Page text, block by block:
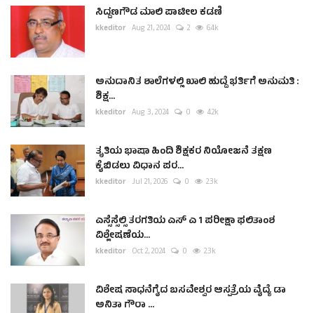
ಸಿದ್ದಣಗೌಡ ಮಾಲಿ ಪಾಟೀಲ ಕಡಣಿ
kkeditor Aug 21, 2024 2 6.4k
ಅನುದಾನಿತ ಶಾಲೆಗಳಲ್ಲಿ ಖಾಲಿ ಹುದ್ದೆ ಭರ್ತಿಗೆ ಅನುಮತಿ :
ಶಿಕ್ಷ...
kkeditor Aug 3, 2024 0 4.2k
ತೃತಿಯ ಭಾಷಾ ಹಿಂದಿ ಶಿಕ್ಷಕರ ನಿಯೋಜನೆ ತಕ್ಷಣ
ಕೈಬಿಡಲು ವಿಧಾನ ಪರ...
kkeditor Jul 21, 2026 0 2.3k
ಎಸ್ಸೆಸ್ಸೆಲ್ಸಿ ತರಗತಿಯ ಎಸ್ ಎ 1 ಪರೀಕ್ಷಾ ಫಲಿತಾಂಶ
ವಿಶ್ಲೇಷಣೆಯ...
kkeditor Oct 2, 2024 0 2.3k
ವಿಶೇಷ ಸಾಧನೆಗೈದ ಬಸವೇಶ್ವರ ಆಸ್ಪತ್ರೆಯ ವೈದ್ಯೆ ಡಾ
ಅನಿತಾ ಗೌರಾ ...